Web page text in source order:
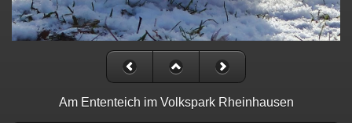
Am Ententeich im Volkspark Rheinhausen